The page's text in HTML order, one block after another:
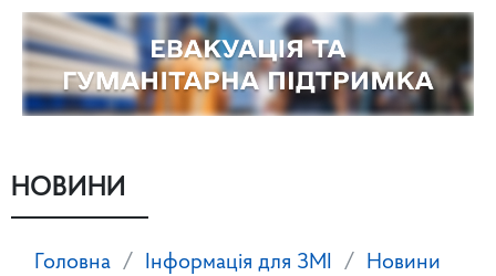
НОВИНИ
Головна Інформація для ЗМІ
Новини